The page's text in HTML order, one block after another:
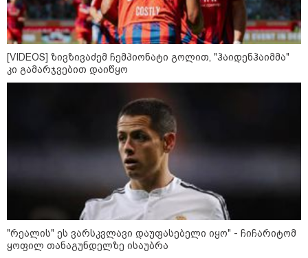
[VIDEOS] ზივზივაძემ ჩემპიონატი გოლით, "ჰაიდენჰაიმმა"
კი გამარჯვებით დაიწყო
"რეალის" ეს ვარსკვლავი დაუფასებელი იყო" - ჩიჩარიტომ
ყოფილ თანაგუნდელზე ისაუბრა